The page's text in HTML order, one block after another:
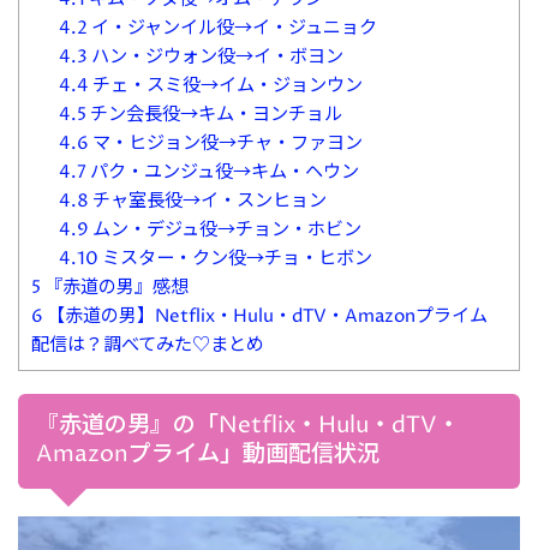
4.2 イ・ジャンイル役→イ・ジュニョク
4.3 ハン・ジウォン役→イ・ボヨン
4.4 チェ・スミ役→イム・ジョンウン
4.5 チン会長役→キム・ヨンチョル
4.6 マ・ヒジョン役→チャ・ファヨン
4.7パク・ユンジュ役→キム・ヘウン
4.8 チャ室長役→イ・スンヒョン
4.9 ムン・デジュ役→チョン・ホビン
4.10 ミスター・クン役→チョ・ヒボン
5 『赤道の男』感想
6 【赤道の男】Netflix・Hulu・dTV・Amazonプライム
配信は？調べてみた♡まとめ
『赤道の男』の「Netflix・Hulu・dTV・
Amazonプライム」動画配信状況